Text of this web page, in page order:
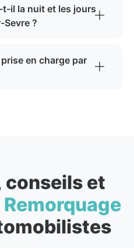
il la nuit et les jours
?
en charge par
et